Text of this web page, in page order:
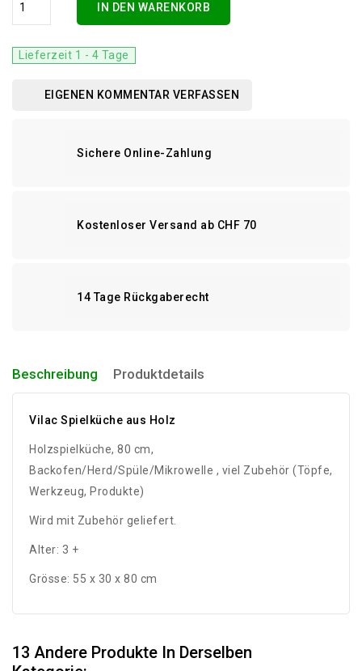
IN DEN WARENKORB
Lieferzeit 1 - 4 Tage
EIGENEN KOMMENTAR VERFASSEN
Sichere Online-Zahlung
Kostenloser Versand ab CHF 70
14 Tage Rückgaberecht
Beschreibung Produktdetails
Vilac Spielküche aus Holz
Holzspielküche, 80 cm,
Backofen/Herd/Spüle/Mikrowelle , viel Zubehör (Töpfe,
Werkzeug, Produkte)
Wird mit Zubehör geliefert.
Alter: 3 +
Grösse: 55 x 30 x 80 cm
13 Andere Produkte In Derselben